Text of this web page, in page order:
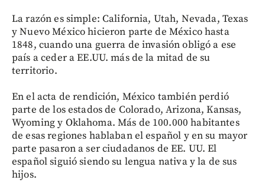
La razón es simple: California, Utah, Nevada, Texas
y Nuevo México hicieron parte de México hasta
1848, cuando una guerra de invasión obligó a ese
país a ceder a EE.UU. más de la mitad de su
territorio.
En el acta de rendición, México también perdió
parte de los estados de Colorado, Arizona, Kansas,
Wyoming y Oklahoma. Más de 100.000 habitantes
de esas regiones hablaban el español y en su mayor
parte pasaron a ser ciudadanos de EE. UU. El
español siguió siendo su lengua nativa y la de sus
hijos.